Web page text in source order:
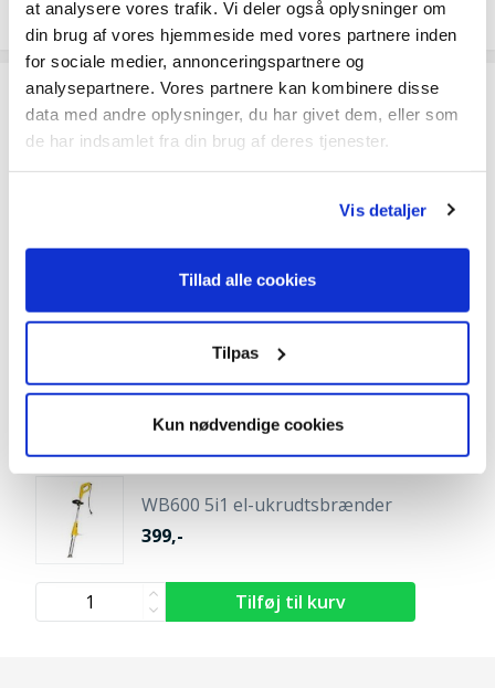
at analysere vores trafik. Vi deler også oplysninger om
din brug af vores hjemmeside med vores partnere inden
for sociale medier, annonceringspartnere og
analysepartnere. Vores partnere kan kombinere disse
data med andre oplysninger, du har givet dem, eller som
de har indsamlet fra din brug af deres tjenester.
Vis detaljer
Tillad alle cookies
Tilpas
Kun nødvendige cookies
Ofte købt sammen med
Stålbørste
Nylonbørste
WB600 5i1 el-ukrudtsbrænder
399,-